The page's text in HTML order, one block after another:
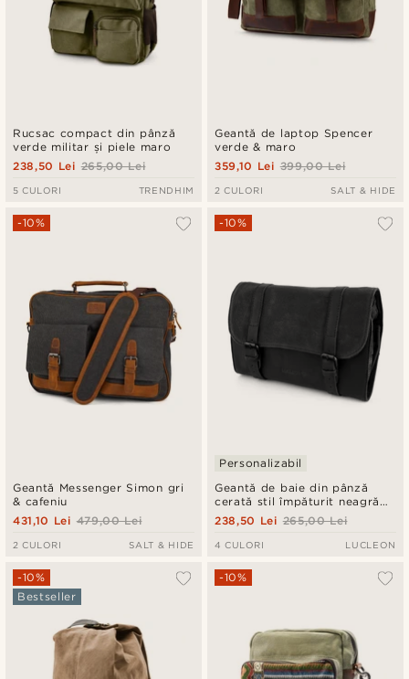
Rucsac compact din pânză
verde militar și piele maro
265,00 Lei
238,50 Lei
5 CULORI TRENDHIM
Geantă de laptop Spencer
verde & maro
399,00 Lei
359,10 Lei
2 CULORI SALT & HIDE
Geantă Messenger Simon gri
& cafeniu
-10%
479,00 Lei
431,10 Lei
2 CULORI SALT & HIDE
Geantă de baie din pânză
cerată stil împăturit neagră
Grover
-10%
Personalizabil
265,00 Lei
238,50 Lei
4 CULORI LUCLEON
-10%
Bestseller
-10%